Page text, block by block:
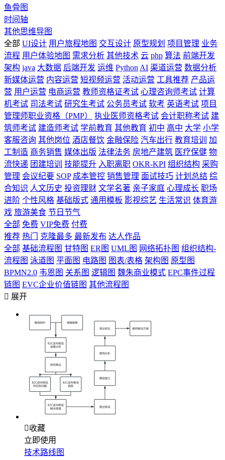
鱼骨图
时间轴
其他思维导图
全部 UI设计 用户旅程地图 交互设计 原型规划 项目管理 业务
流程 用户体验地图 需求分析 其他技术 云 php 算法 前端开发
架构 java 大数据 后端开发 运维 Python AI 渠道运营 数据分析
新媒体运营 内容运营 短视频运营 活动运营 工具推荐 产品运
营 用户运营 电商运营 教师资格证考试 心理咨询师考试 计算
机考试 司法考试 研究生考试 公务员考试 软考 英语考试 项目
管理师职业资格（PMP）
执业医师资格考试 会计职称考试 建
筑师考试 建造师考试 学前教育 其他教育 初中 高中 大学 小学
客服咨询 其他岗位 酒店餐饮 金融保险 汽车出行 教育培训
加
工制造 商务销售 媒体出版 法律法务 房地产建筑 医疗保健 物
流快递 团建培训 技能提升 入职离职 OKR-KPI 组织结构 采购
管理 会议纪要 SOP 成本管控 销售管理 面试技巧 计划总结 综
合知识 人文历史 投资理财 文学名著 亲子家庭 心理成长 职场
进阶 个性风格 基础版式 通用模板 影视综艺 生活常识 体育游
戏 旅游美食 节日节气
全部 免费 VIP免费 付费
推荐 热门 克隆最多 最新发布 达人作品
全部 基础流程图 甘特图 ER图 UML图 网络拓扑图 组织结构-
流程图 泳道图 平面图 电路图 图表/表格 架构图 原型图
BPMN2.0 韦恩图 关系图 逻辑图 魏朱商业模式 EPC事件过程
链图 EVC企业价值链图 其他流程图
 展开
收藏
立即使用
技术路线图